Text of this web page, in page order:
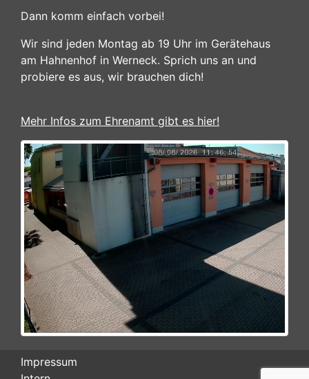
Dann komm einfach vorbei!
Wir sind jeden Montag ab 19 Uhr im Gerätehaus
am Hahnenhof in Werneck. Sprich uns an und
probiere es aus, wir brauchen dich!
Mehr Infos zum Ehrenamt gibt es hier!
Impressum